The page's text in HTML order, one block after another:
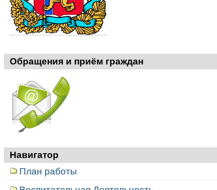
Обращения и приём граждан
Навигатор
План работы